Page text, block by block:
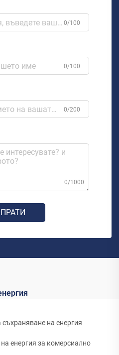
0/100
0/100
0/200
0/1000
на енергия
енергия за комерсиално